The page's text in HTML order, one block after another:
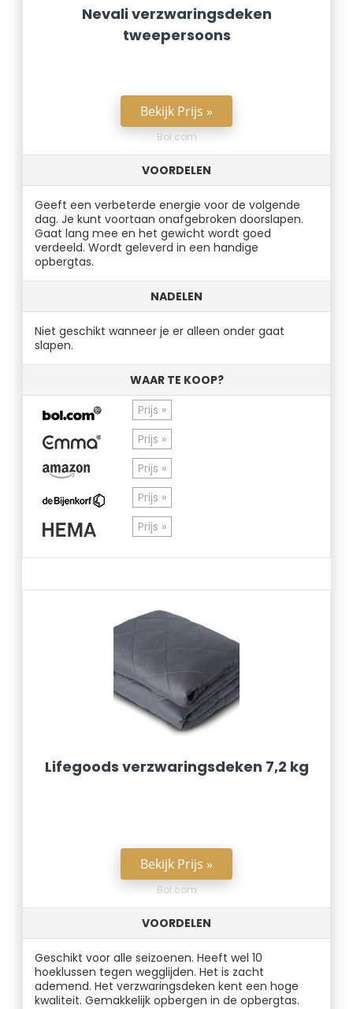
Nevali verzwaringsdeken
tweepersoons
Bekijk Prijs »
Bol.com
VOORDELEN
Geeft een verbeterde energie voor de volgende
dag. Je kunt voortaan onafgebroken doorslapen.
Gaat lang mee en het gewicht wordt goed
verdeeld. Wordt geleverd in een handige
opbergtas.
NADELEN
Niet geschikt wanneer je er alleen onder gaat
slapen.
WAAR TE KOOP?
Prijs »
Prijs »
Prijs »
Prijs »
Prijs »
Lifegoods verzwaringsdeken 7,2 kg
Bekijk Prijs »
Bol.com
VOORDELEN
Geschikt voor alle seizoenen. Heeft wel 10
hoeklussen tegen wegglijden. Het is zacht
ademend. Het verzwaringsdeken kent een hoge
kwaliteit. Gemakkelijk opbergen in de opbergtas.